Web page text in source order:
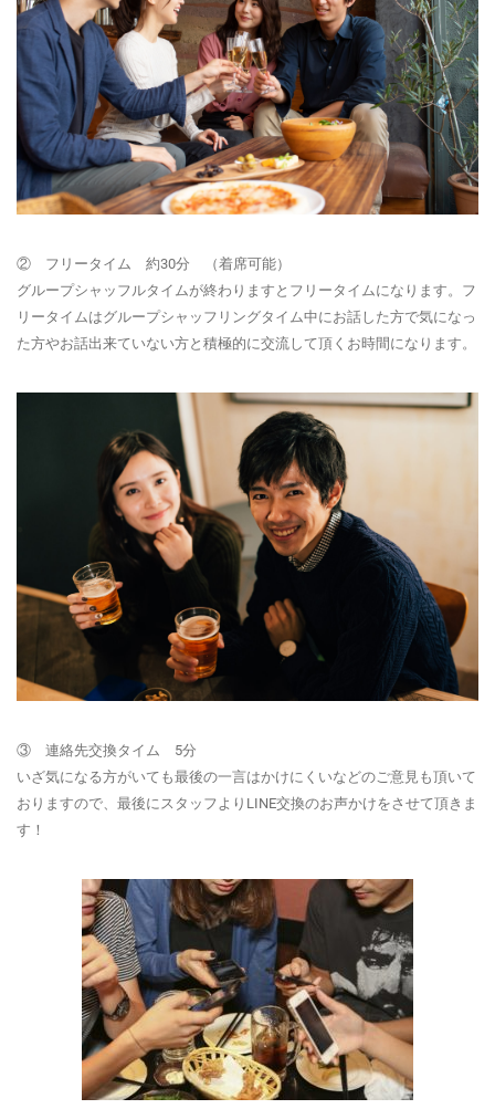
② フリータイム 約30分 （着席可能）
グループシャッフルタイムが終わりますとフリータイムになります。フ
リータイムはグループシャッフリングタイム中にお話した方で気になっ
た方やお話出来ていない方と積極的に交流して頂くお時間になります。
③ 連絡先交換タイム 5分
いざ気になる方がいても最後の一言はかけにくいなどのご意見も頂いて
おりますので、最後にスタッフよりLINE交換のお声かけをさせて頂きま
す！